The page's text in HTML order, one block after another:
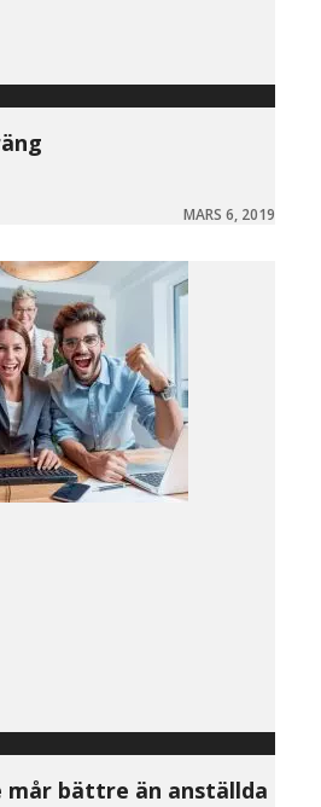
MARS 6, 2019
mår bättre än anställda